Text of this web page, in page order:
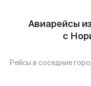
Авиарейсы
с
Рейсы в соседние